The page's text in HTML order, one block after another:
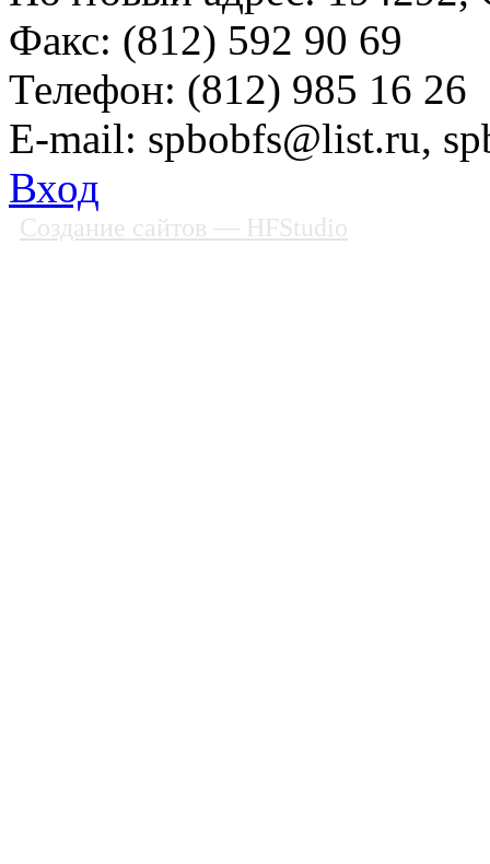
Факс: (812) 592 90 69
Телефон: (812) 985 16 26
E-mail: spbobfs@list.ru,
Вход
Создание сайтов — HFStudio